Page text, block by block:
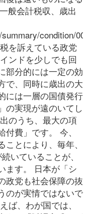
般会計税収、歳出
condition/
を訴えている政党
ンドを少しでも回
部分的には一定の効
で、同時に歳出の大
には一層の国債発行
の実現が遠のいてし
のうち、最大の項
費」です。 今、
とにより、毎年、
いていることが、
ます。 日本が「シ
政党も社会保障の抜
のが実情ではないで
ば、わが国では、